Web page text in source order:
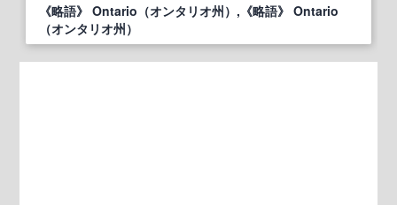
《略語》 Ontario（オンタリオ州）,《略語》 Ontario
（オンタリオ州）